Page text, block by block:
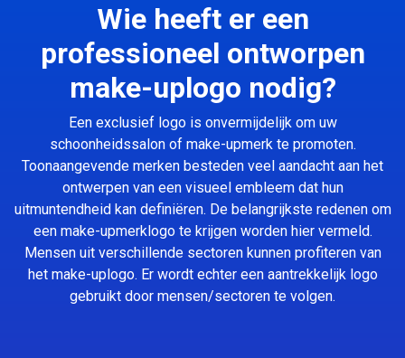
Wie heeft er een
professioneel ontworpen
make-uplogo nodig?
Een exclusief logo is onvermijdelijk om uw
schoonheidssalon of make-upmerk te promoten.
Toonaangevende merken besteden veel aandacht aan het
ontwerpen van een visueel embleem dat hun
uitmuntendheid kan definiëren. De belangrijkste redenen om
een make-upmerklogo te krijgen worden hier vermeld.
Mensen uit verschillende sectoren kunnen profiteren van
het make-uplogo. Er wordt echter een aantrekkelijk logo
gebruikt door mensen/sectoren te volgen.